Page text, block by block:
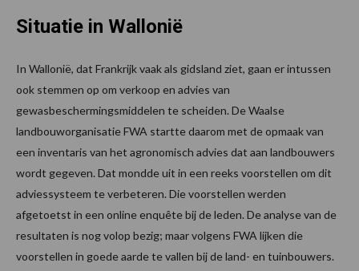
Situatie in Wallonië
In Wallonië, dat Frankrijk vaak als gidsland ziet, gaan er intussen
ook stemmen op om verkoop en advies van
gewasbeschermingsmiddelen te scheiden. De Waalse
landbouworganisatie FWA startte daarom met de opmaak van
een inventaris van het agronomisch advies dat aan landbouwers
wordt gegeven. Dat mondde uit in een reeks voorstellen om dit
adviessysteem te verbeteren. Die voorstellen werden
afgetoetst in een online enquête bij de leden. De analyse van de
resultaten is nog volop bezig; maar volgens FWA lijken die
voorstellen in goede aarde te vallen bij de land- en tuinbouwers.